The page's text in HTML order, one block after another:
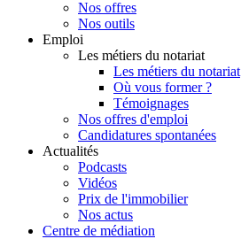
Nos offres
Nos outils
Emploi
Les métiers du notariat
Les métiers du notariat
Où vous former ?
Témoignages
Nos offres d'emploi
Candidatures spontanées
Actualités
Podcasts
Vidéos
Prix de l'immobilier
Nos actus
Centre de médiation